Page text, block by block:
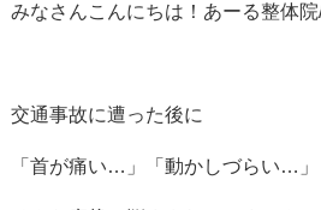
みなさんこんにちは！あーる整体院
交通事故に遭った後に
「首が痛い…」「動かしづらい…」